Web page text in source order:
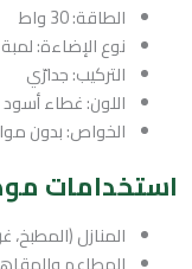
الطاقة: 30 واط
نوع الإضاءة: لمبة UV‑A مدمجة
التركيب: جدارّي
اللون: غطاء أسود
الخواص: بدون
استخدامات
المنازل